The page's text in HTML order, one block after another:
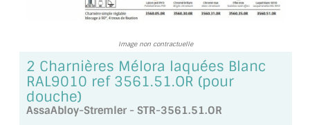
MIROIR DÉCORATIF DE COULEUR
LOTS DE MIROIRS EN MOZAÏQUE
MIROIR POUR PORTE
Image non contractuelle
2 Charnières Mélora laquées Blanc
RAL9010 ref 3561.51.OR (pour
douche)
AssaAbloy-Stremler - STR-3561.51.OR